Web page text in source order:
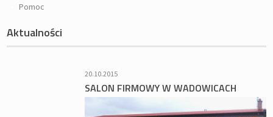
Pomoc
Aktualności
20.10.2015
SALON FIRMOWY W WADOWICACH